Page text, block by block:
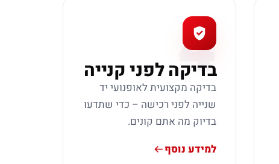
4
בדיקה לפני קנייה
בדיקה מקצועית לאופנועי יד
שנייה לפני רכישה – כדי שתדעו
בדיוק מה אתם קונים.
למידע נוסף